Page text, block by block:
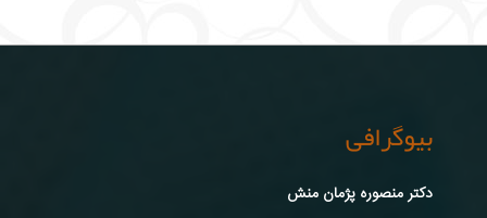
بیوگرافی
دکتر منصوره پژمان منش